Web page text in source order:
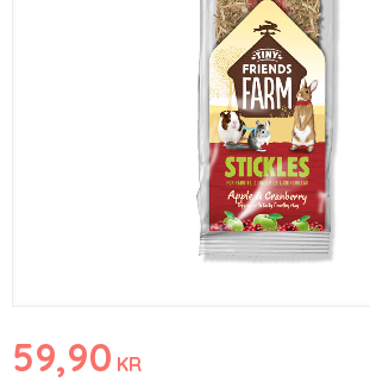
59,90 KR